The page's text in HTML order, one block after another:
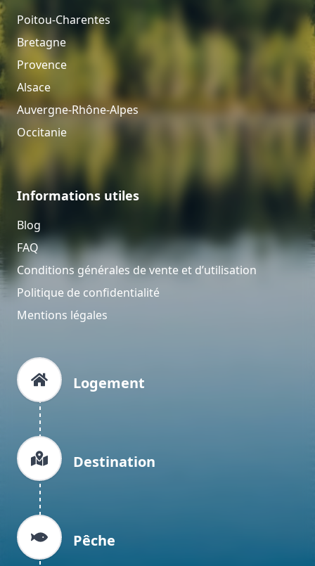
Poitou-Charentes
Bretagne
Provence
Alsace
Auvergne-Rhône-Alpes
Occitanie
Informations utiles
Blog
FAQ
Conditions générales de vente et d’utilisation
Politique de confidentialité
Mentions légales
Logement
Destination
Pêche